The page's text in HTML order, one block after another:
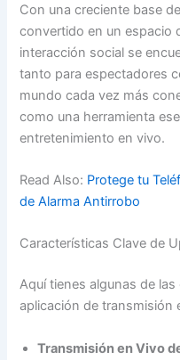
Con una creciente base
convertido en un espacio
interacción social se
tanto para espectadores
mundo cada vez más
como una herramienta
entretenimiento en vivo.
Read Also: Protege tu
de Alarma Antirrobo
Características Clave de
Aquí tienes algunas de
aplicación de transmisión
Transmisión en Vivo